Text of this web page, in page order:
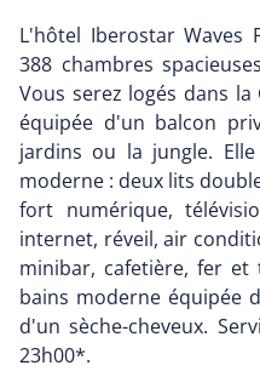
L'hôtel Iberostar Waves
388 chambres
Vous serez logés dans la
équipée d'un balcon
jardins ou la jungle.
moderne : deux lits
fort numérique,
internet, réveil, air
minibar, cafetière, fer et
bains moderne équipée
d'un sèche-cheveux.
23h00*.